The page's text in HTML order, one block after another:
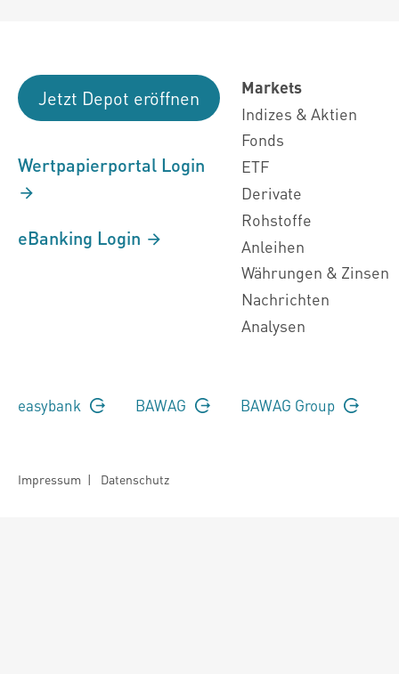
Jetzt Depot eröffnen
Wertpapierportal Login
eBanking Login
Markets
Indizes & Aktien
Fonds
ETF
Derivate
Rohstoffe
Anleihen
Währungen & Zinsen
Nachrichten
Analysen
easybank BAWAG BAWAG Group
Impressum | Datenschutz